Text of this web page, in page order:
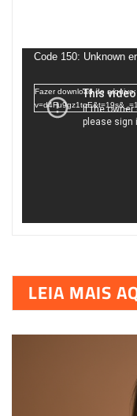
deCode 150: Unknown
Fazer download do
v=d4Fu9gz1tqE&t=19s&_=1
LEIA MAIS